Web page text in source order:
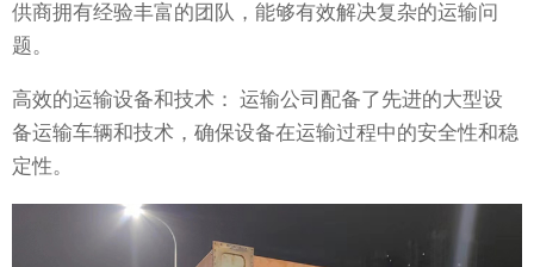
供商拥有经验丰富的团队，能够有效解决复杂的运输问
题。
高效的运输设备和技术： 运输公司配备了先进的大型设
备运输车辆和技术，确保设备在运输过程中的安全性和稳
定性。